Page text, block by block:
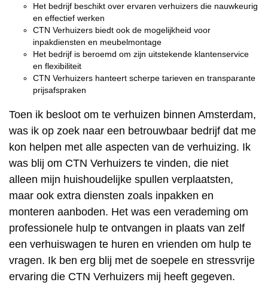
Het bedrijf beschikt over ervaren verhuizers die nauwkeurig
en effectief werken
CTN Verhuizers biedt ook de mogelijkheid voor
inpakdiensten en meubelmontage
Het bedrijf is beroemd om zijn uitstekende klantenservice
en flexibiliteit
CTN Verhuizers hanteert scherpe tarieven en transparante
prijsafspraken
Toen ik besloot om te verhuizen binnen Amsterdam,
was ik op zoek naar een betrouwbaar bedrijf dat me
kon helpen met alle aspecten van de verhuizing. Ik
was blij om CTN Verhuizers te vinden, die niet
alleen mijn huishoudelijke spullen verplaatsten,
maar ook extra diensten zoals inpakken en
monteren aanboden. Het was een verademing om
professionele hulp te ontvangen in plaats van zelf
een verhuiswagen te huren en vrienden om hulp te
vragen. Ik ben erg blij met de soepele en stressvrije
ervaring die CTN Verhuizers mij heeft gegeven.